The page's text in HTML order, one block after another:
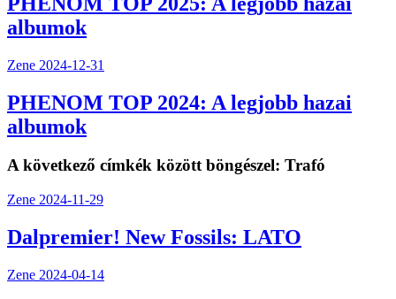
albumok
Zene 2024-12-31
PHENOM TOP 2024: A legjobb hazai
albumok
A következő címkék között böngészel: Trafó
Zene 2024-11-29
Dalpremier! New Fossils: LATO
Zene 2024-04-14